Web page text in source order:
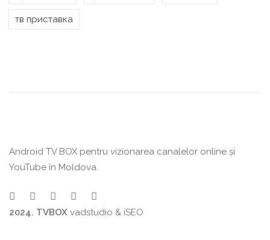
тв приставка
Android TV BOX pentru vizionarea canalelor online și
YouTube în Moldova.
2024. TVBOX vadstudio & iSEO